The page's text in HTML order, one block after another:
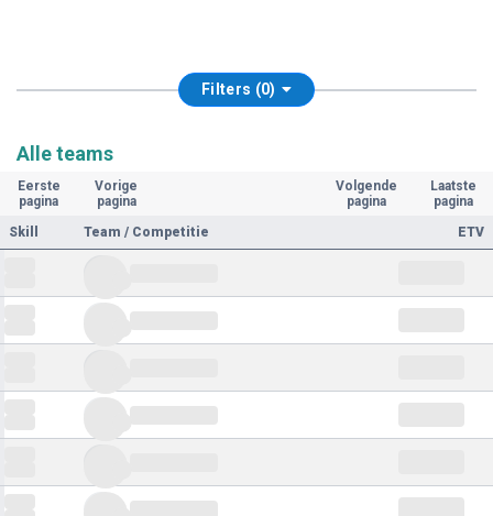
Filters (0)
Alle teams
Eerste
pagina
Vorige
pagina
Volgende
pagina
Laatste
pagina
Skill
Team / Competitie ETV